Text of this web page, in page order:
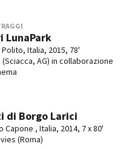
LunaPark
Italia, 2015, 78'
(Sciacca, AG) in collaborazione
di Borgo Larici
Capone , Italia, 2014, 7 x 80'
(Roma)